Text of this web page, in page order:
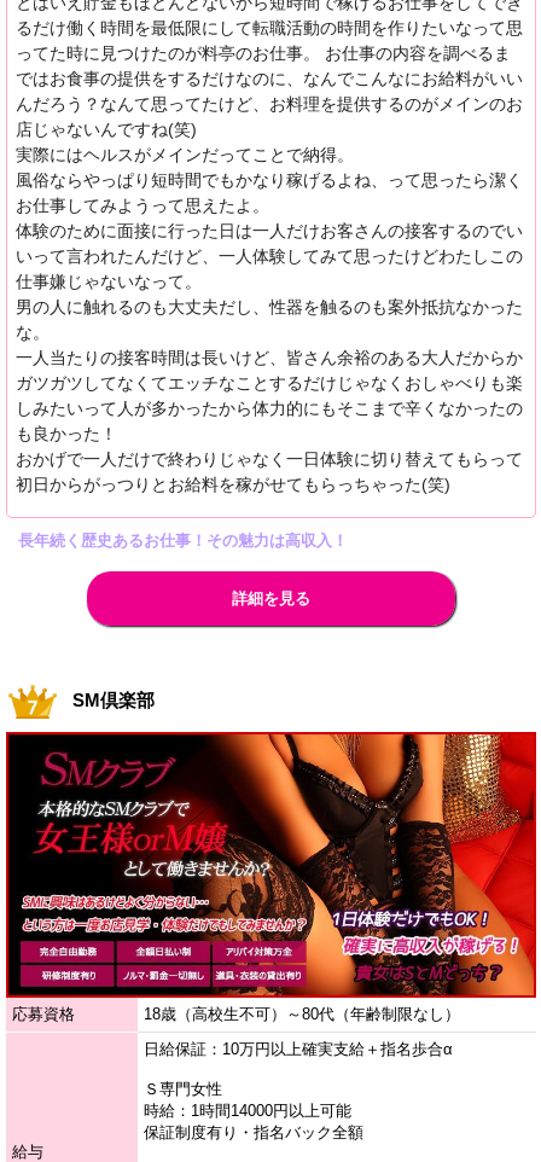
るだけ働く時間を最低限にして転職活動の時間を作りたいなって思
ってた時に見つけたのが料亭のお仕事。 お仕事の内容を調べるま
ではお食事の提供をするだけなのに、なんでこんなにお給料がいい
んだろう？なんて思ってたけど、お料理を提供するのがメインのお
店じゃないんですね(笑)
実際にはヘルスがメインだってことで納得。
風俗ならやっぱり短時間でもかなり稼げるよね、って思ったら潔く
お仕事してみようって思えたよ。
体験のために面接に行った日は一人だけお客さんの接客するのでい
いって言われたんだけど、一人体験してみて思ったけどわたしこの
仕事嫌じゃないなって。
男の人に触れるのも大丈夫だし、性器を触るのも案外抵抗なかった
な。
一人当たりの接客時間は長いけど、皆さん余裕のある大人だからか
ガツガツしてなくてエッチなことするだけじゃなくおしゃべりも楽
しみたいって人が多かったから体力的にもそこまで辛くなかったの
も良かった！
おかげで一人だけで終わりじゃなく一日体験に切り替えてもらって
初日からがっつりとお給料を稼がせてもらっちゃった(笑)
長年続く歴史あるお仕事！その魅力は高収入！
詳細を見る
SM倶楽部
応募資格 18歳（高校生不可）～80代（年齢制限なし）
給与
日給保証：10万円以上確実支給＋指名歩合α
Ｓ専門女性
時給：1時間14000円以上可能
保証制度有り・指名バック全額